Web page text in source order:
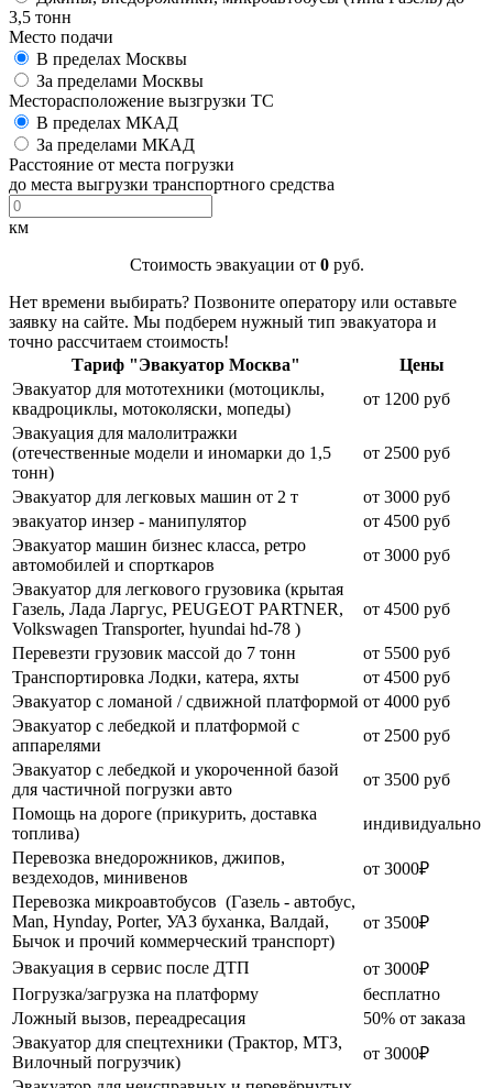
3,5 тонн
Место подачи
В пределах Москвы
За пределами Москвы
Месторасположение вызгрузки ТС
В пределах МКАД
За пределами МКАД
Расстояние от места погрузки
до места выгрузки транспортного средства
км
Стоимость эвакуации от 0руб.
Нет времени выбирать? Позвоните оператору или оставьте
заявку на сайте. Мы подберем нужный тип эвакуатора и
точно рассчитаем стоимость!
Тариф "Эвакуатор Москва"
Цены
Эвакуатор для мототехники (мотоциклы,
квадроциклы, мотоколяски, мопеды)
от 1200 руб
Эвакуация для малолитражки
(отечественные модели и иномарки до 1,5
тонн)
от 2500 руб
Эвакуатор для легковых машин от 2 т
от 3000 руб
эвакуатор инзер - манипулятор
от 4500 руб
Эвакуатор машин бизнес класса, ретро
автомобилей и спорткаров
от 3000 руб
Эвакуатор для легкового грузовика (крытая
Газель, Лада Ларгус, PEUGEOT PARTNER,
Volkswagen Transporter, hyundai hd-78 )
от 4500 руб
Перевезти грузовик массой до 7 тонн
от 5500 руб
Транспортировка Лодки, катера, яхты
от 4500 руб
Эвакуатор c ломаной / сдвижной платформой от 4000 руб
Эвакуатор с лебедкой и платформой с
аппарелями
от 2500 руб
Эвакуатор с лебедкой и укороченной базой
для частичной погрузки авто
от 3500 руб
Помощь на дороге (прикурить, доставка
топлива)
индивидуально
Перевозка внедорожников, джипов,
вездеходов, минивенов
от 3000₽
Перевозка микроавтобусов (Газель - автобус,
Man, Hynday, Porter, УАЗ буханка, Валдай,
Бычок и прочий коммерческий транспорт)
от 3500₽
Эвакуация в сервис после ДТП
от 3000₽
Погрузка/загрузка на платформу
бесплатно
Ложный вызов, переадресация
50% от заказа
Эвакуатор для спецтехники (Трактор, МТЗ,
Вилочный погрузчик)
от 3000₽